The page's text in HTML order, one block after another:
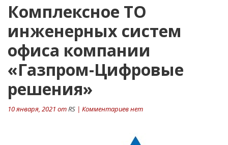
Комплексное ТО
инженерных систем
офиса компании
«Газпром-Цифровые
решения»
10 января, 2021 отRS | Комментариев нет